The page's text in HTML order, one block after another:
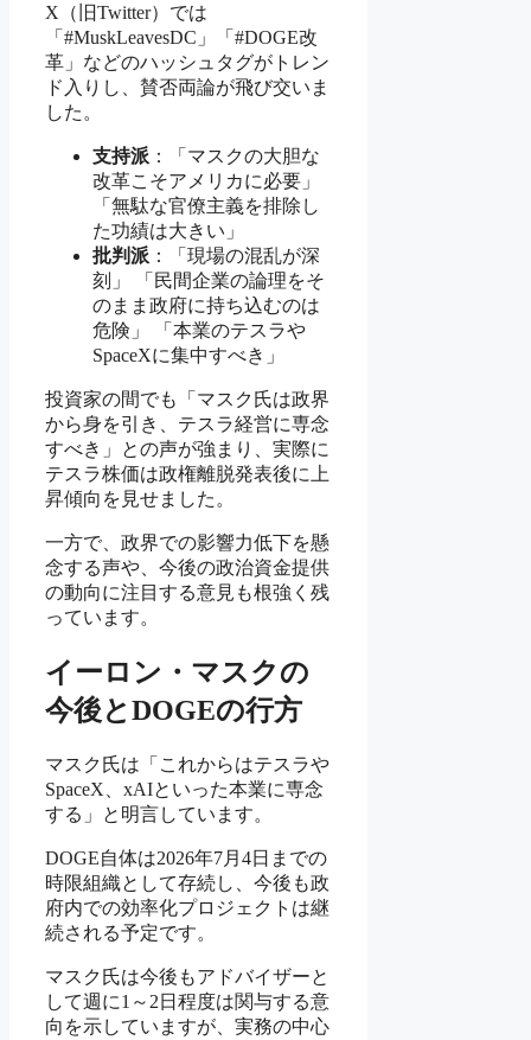
X（旧Twitter）では
「#MuskLeavesDC」「#DOGE改
革」などのハッシュタグがトレン
ド入りし、賛否両論が飛び交いま
した。
支持派 ：「マスクの大胆な
改革こそアメリカに必要」
「無駄な官僚主義を排除し
た功績は大きい」
批判派 ：「現場の混乱が深
刻」 「民間企業の論理をそ
のまま政府に持ち込むのは
危険」 「本業のテスラや
SpaceXに集中すべき」
投資家の間でも「マスク氏は政界
から身を引き、テスラ経営に専念
すべき」との声が強まり、実際に
テスラ株価は政権離脱発表後に上
昇傾向を見せました。
一方で、政界での影響力低下を懸
念する声や、今後の政治資金提供
の動向に注目する意見も根強く残
っています。
イーロン・マスクの
今後とDOGEの行方
マスク氏は「これからはテスラや
SpaceX、xAIといった本業に専念
する」と明言しています。
DOGE自体は2026年7月4日までの
時限組織として存続し、今後も政
府内での効率化プロジェクトは継
続される予定です。
マスク氏は今後もアドバイザーと
して週に1～2日程度は関与する意
向を示していますが、実務の中心